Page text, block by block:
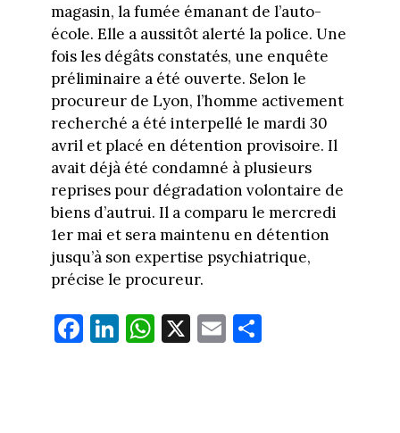
magasin, la fumée émanant de l’auto-
école. Elle a aussitôt alerté la police. Une
fois les dégâts constatés, une enquête
préliminaire a été ouverte. Selon le
procureur de Lyon, l’homme activement
recherché a été interpellé le mardi 30
avril et placé en détention provisoire. Il
avait déjà été condamné à plusieurs
reprises pour dégradation volontaire de
biens d’autrui. Il a comparu le mercredi
1er mai et sera maintenu en détention
jusqu’à son expertise psychiatrique,
précise le procureur.
Fa
ce
Li
nk
W
ha
X E
m
Pa
rt